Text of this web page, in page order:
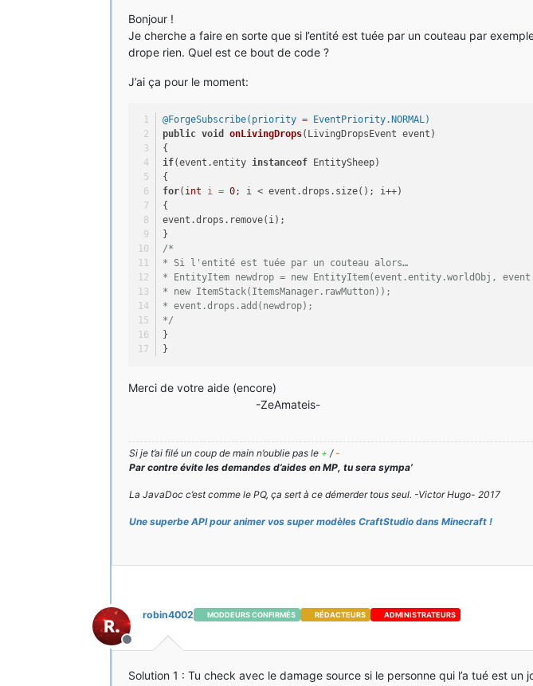
Bonjour !
Je cherche a faire en sorte que si l’entité est tuée par un couteau par
drope rien. Quel est ce bout de code ?
J’ai ça pour le moment:
@ForgeSubscribe(priority = EventPriority.NORMAL)
public void onLivingDrops(LivingDropsEvent event)
{
if(event.entity instanceof EntitySheep)
{
for( int i = 0; i < event.drops.size(); i++)
{
event.drops.remove(i);
}
/*
* Si l'entité est tuée par un couteau alors…
* EntityItem newdrop = new EntityItem(event.entity.worldObj,
* new ItemStack(ItemsManager.rawMutton));
* event.drops.add(newdrop);
*/
}
}
Merci de votre aide (encore)
-ZeAmateis-
Si je t’ai filé un coup de main n’oublie pas le + / -
Par contre évite les demandes d’aides en MP, tu sera sympa’
La JavaDoc c’est comme le PQ, ça sert à ce démerder tous seul. -Victor Hugo- 2017
Une superbe API pour animer vos super modèles CraftStudio dans Minecraft !
Hors-ligne
robin4002 MODDEURS CONFIRMÉS RÉDACTEURS ADMINISTRATEURS
Solution 1 : Tu check avec le damage source si le personne qui l’a tué est